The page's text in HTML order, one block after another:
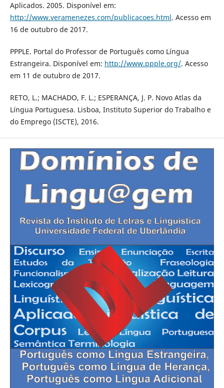
Aplicados. 2005. Disponível em:
http://www.veramenezes.com/publicacoes.html. Acesso em
16 de outubro de 2017.
PPPLE. Portal do Professor de Português como Língua
Estrangeira. Disponível em: http://www.ppple.org/. Acesso
em 11 de outubro de 2017.
RETO, L.; MACHADO, F. L.; ESPERANÇA, J. P. Novo Atlas da
Língua Portuguesa. Lisboa, Instituto Superior do Trabalho e
do Emprego (ISCTE), 2016.